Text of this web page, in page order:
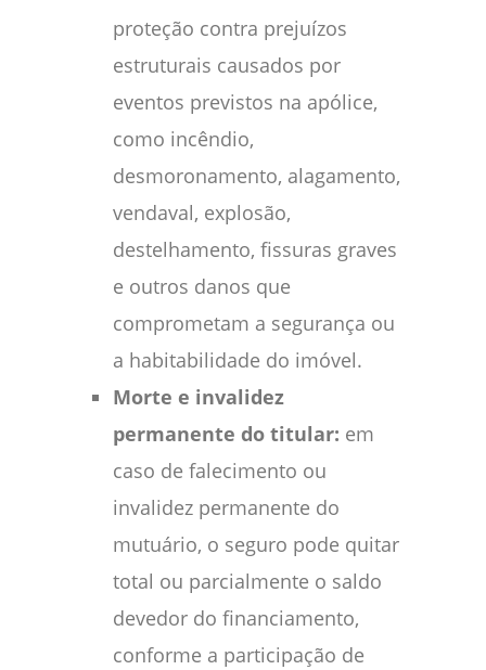
proteção contra prejuízos
estruturais causados por
eventos previstos na apólice,
como incêndio,
desmoronamento, alagamento,
vendaval, explosão,
destelhamento, fissuras graves
e outros danos que
comprometam a segurança ou
a habitabilidade do imóvel.
Morte e invalidez
permanente do titular: em
caso de falecimento ou
invalidez permanente do
mutuário, o seguro pode quitar
total ou parcialmente o saldo
devedor do financiamento,
conforme a participação de